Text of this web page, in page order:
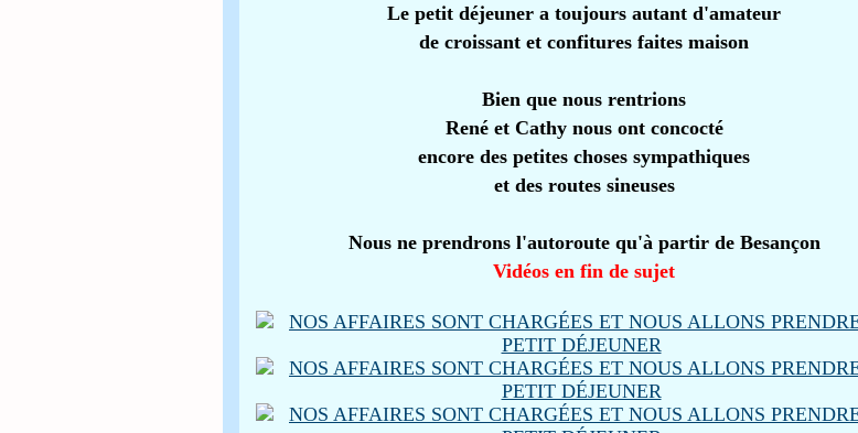
Le petit déjeuner a toujours autant d'amateur
de croissant et confitures faites maison
Bien que nous rentrions
René et Cathy nous ont concocté
encore des petites choses sympathiques
et des routes sineuses
Nous ne prendrons l'autoroute qu'à partir de Besançon
Vidéos en fin de sujet